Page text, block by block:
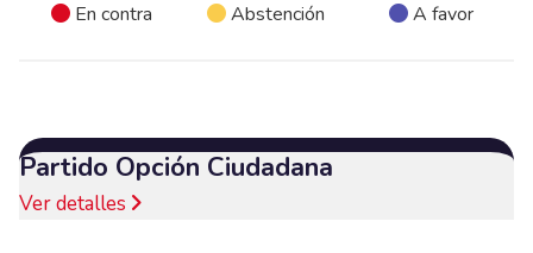
En contra Abstención A favor
Partido Opción Ciudadana
Ver detalles